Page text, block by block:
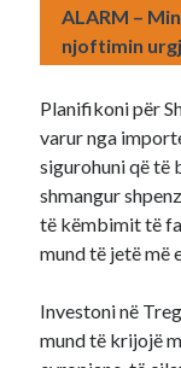
ALARM –
njoftimin
Planifikoni për
varur nga
sigurohuni që të
shmangur
të këmbimit të
mund të jetë më
Investoni në
mund të krijojë